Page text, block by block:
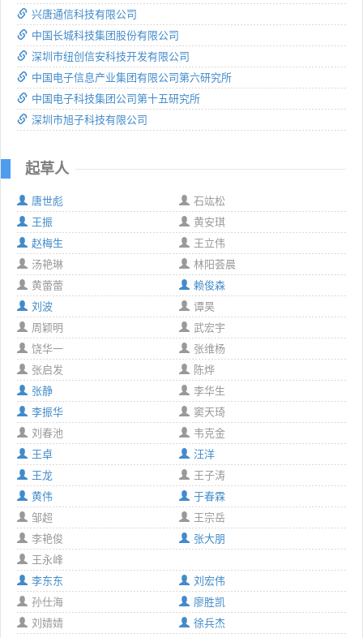
兴唐通信科技有限公司
中国长城科技集团股份有限公司
深圳市纽创信安科技开发有限公司
中国电子信息产业集团有限公司第六研究所
中国电子科技集团公司第十五研究所
深圳市旭子科技有限公司
起草人
唐世彪
石竑松
王振
黄安琪
赵梅生
王立伟
汤艳琳
林阳荟晨
黄蕾蕾
赖俊森
刘波
谭昊
周颖明
武宏宇
饶华一
张维杨
张启发
陈烨
张静
李华生
李振华
窦天琦
刘春池
韦克金
王卓
汪洋
王龙
王子涛
黄伟
于春霖
邹超
王宗岳
李艳俊
张大朋
王永峰
李东东
刘宏伟
孙仕海
廖胜凯
刘婧婧
徐兵杰